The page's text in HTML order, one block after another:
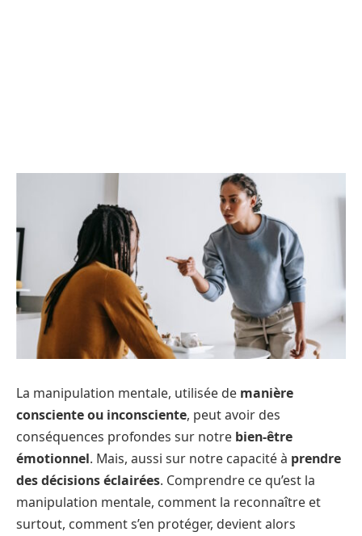
La manipulation mentale, utilisée de manière
consciente ou inconsciente, peut avoir des
conséquences profondes sur notre bien-être
émotionnel. Mais, aussi sur notre capacité à prendre
des décisions éclairées. Comprendre ce qu’est la
manipulation mentale, comment la reconnaître et
surtout, comment s’en protéger, devient alors